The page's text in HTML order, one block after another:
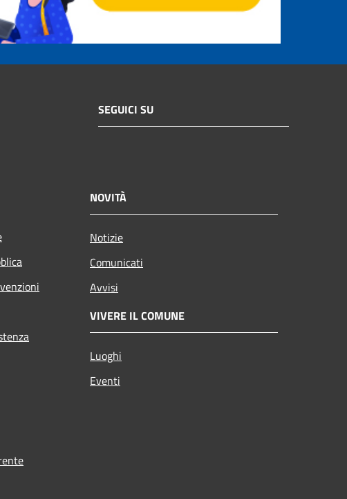
SEGUICI SU
NOVITÀ
Notizie
Comunicati
Avvisi
VIVERE IL COMUNE
Luoghi
Eventi